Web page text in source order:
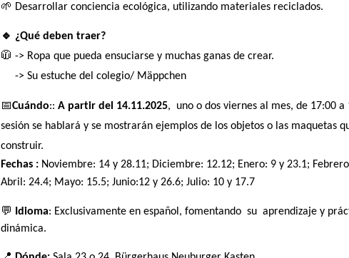
🌱 Desarrollar conciencia ecológica, utilizando materiales reciclados.
🔹 ¿Qué deben traer?
🧥 -> Ropa que pueda ensuciarse y muchas ganas de crear.
-> Su estuche del colegio/ Mäppchen
📅Cuándo::A partir del 14.11.2025, uno o dos viernes al mes, de 17:00
sesión se hablará y se mostrarán ejemplos de los objetos o las maquetas
construir.
Fechas : Noviembre: 14 y 28.11; Diciembre: 12.12; Enero: 9 y 23.1;
Abril: 24.4; Mayo: 15.5; Junio:12 y 26.6; Julio: 10 y 17.7
💬 Idioma: Exclusivamente en español, fomentando su aprendizaje y
dinámica.